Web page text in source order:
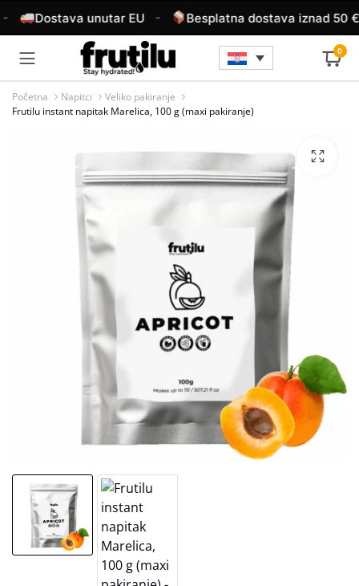
Dostava unutar EU Besplatna dostava iznad 50 €
0
Početna Napitci
Veliko pakiranje
Frutilu instant napitak Marelica, 100 g (maxi pakiranje)